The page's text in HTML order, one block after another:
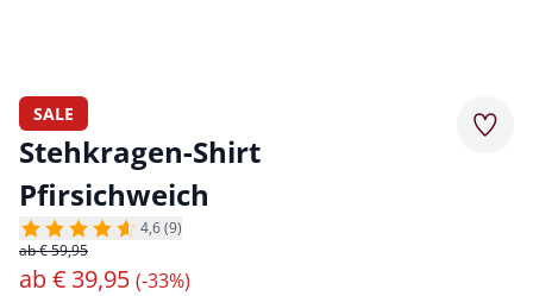
SALE
Stehkragen-Shirt
Pfirsichweich
4,6 (9)
ab € 59,95
ab€ 39,95 (-33%)